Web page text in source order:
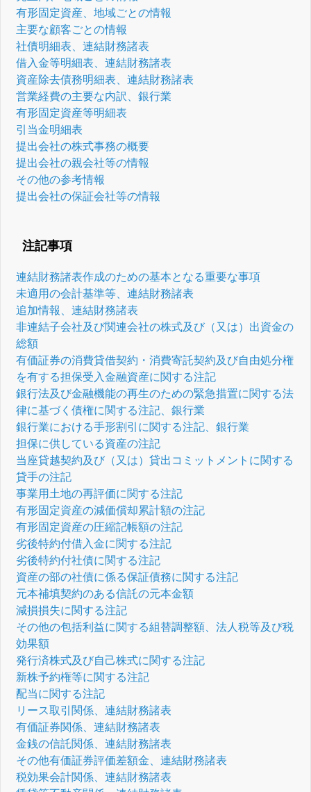
有形固定資産、地域ごとの情報
主要な顧客ごとの情報
社債明細表、連結財務諸表
借入金等明細表、連結財務諸表
資産除去債務明細表、連結財務諸表
営業経費の主要な内訳、銀行業
有形固定資産等明細表
引当金明細表
提出会社の株式事務の概要
提出会社の親会社等の情報
その他の参考情報
提出会社の保証会社等の情報
注記事項
連結財務諸表作成のための基本となる重要な事項
未適用の会計基準等、連結財務諸表
追加情報、連結財務諸表
非連結子会社及び関連会社の株式及び（又は）出資金の
総額
有価証券の消費貸借契約・消費寄託契約及び自由処分権
を有する担保受入金融資産に関する注記
銀行法及び金融機能の再生のための緊急措置に関する法
律に基づく債権に関する注記、銀行業
銀行業における手形割引に関する注記、銀行業
担保に供している資産の注記
当座貸越契約及び（又は）貸出コミットメントに関する
貸手の注記
事業用土地の再評価に関する注記
有形固定資産の減価償却累計額の注記
有形固定資産の圧縮記帳額の注記
劣後特約付借入金に関する注記
劣後特約付社債に関する注記
資産の部の社債に係る保証債務に関する注記
元本補填契約のある信託の元本金額
減損損失に関する注記
その他の包括利益に関する組替調整額、法人税等及び税
効果額
発行済株式及び自己株式に関する注記
新株予約権等に関する注記
配当に関する注記
リース取引関係、連結財務諸表
有価証券関係、連結財務諸表
金銭の信託関係、連結財務諸表
その他有価証券評価差額金、連結財務諸表
税効果会計関係、連結財務諸表